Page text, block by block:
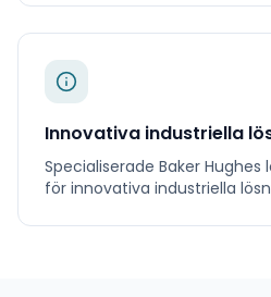
Innovativa industriella
Specialiserade Baker Hughes
för innovativa industriella